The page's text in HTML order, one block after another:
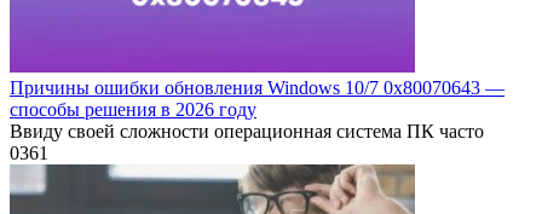
Причины ошибки обновления Windows 10/7 0х80070643 —
способы решения в 2026 году
Ввиду своей сложности операционная система ПК часто
0361